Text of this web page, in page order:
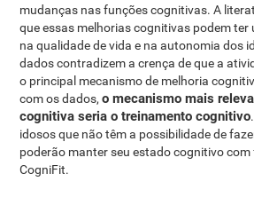
mudanças nas funções cognitivas. A
que essas melhorias cognitivas podem
na qualidade de vida e na autonomia dos
dados contradizem a crença de que a
o principal mecanismo de melhoria
com os dados,o mecanismo mais
cognitiva seria o treinamento cognitivo
idosos que não têm a possibilidade de
poderão manter seu estado cognitivo
CogniFit.